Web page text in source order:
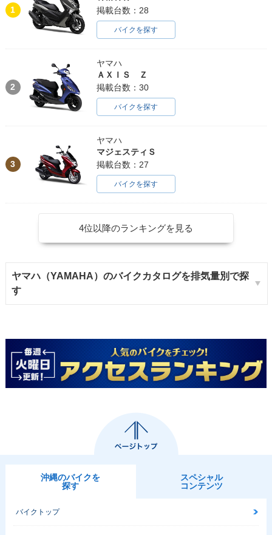
1
掲載台数：28
バイクを探す
2
ヤマハ
ＡＸＩＳ Ｚ
掲載台数：30
バイクを探す
3
ヤマハ
マジェスティＳ
掲載台数：27
バイクを探す
4位以降のランキングを見る
ヤマハ（YAMAHA）のバイクカタログを排気量別で探
す
沖縄のバイクを
探す
スペシャル
コンテンツ
バイクトップ